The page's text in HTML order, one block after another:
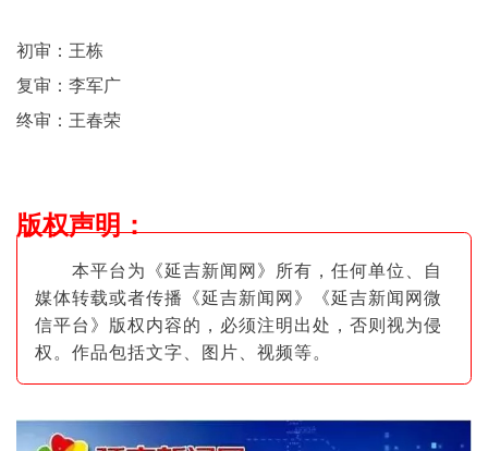
初审：王栋
复审：李军广
终审：王春荣
版权声明：
本平台为《延吉新闻网》所有，任何单位、自
媒体转载或者传播《延吉新闻网》《延吉新闻网微
信平台》版权内容的，必须注明出处，否则视为侵
权。作品包括文字、图片 、视频等。